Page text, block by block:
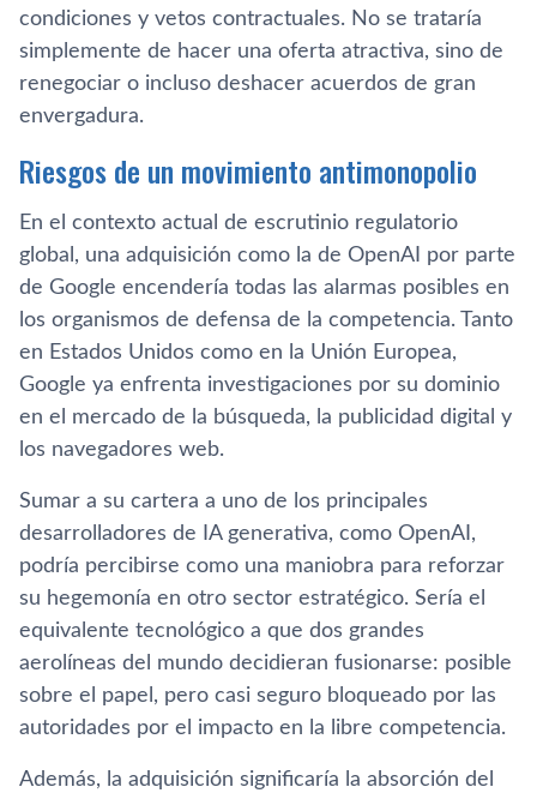
condiciones y vetos contractuales. No se trataría
simplemente de hacer una oferta atractiva, sino de
renegociar o incluso deshacer acuerdos de gran
envergadura.
Riesgos de un movimiento antimonopolio
En el contexto actual de escrutinio regulatorio
global, una adquisición como la de OpenAI por parte
de Google encendería todas las alarmas posibles en
los organismos de defensa de la competencia. Tanto
en Estados Unidos como en la Unión Europea,
Google ya enfrenta investigaciones por su dominio
en el mercado de la búsqueda, la publicidad digital y
los navegadores web.
Sumar a su cartera a uno de los principales
desarrolladores de IA generativa, como OpenAI,
podría percibirse como una maniobra para reforzar
su hegemonía en otro sector estratégico. Sería el
equivalente tecnológico a que dos grandes
aerolíneas del mundo decidieran fusionarse: posible
sobre el papel, pero casi seguro bloqueado por las
autoridades por el impacto en la libre competencia.
Además, la adquisición significaría la absorción del